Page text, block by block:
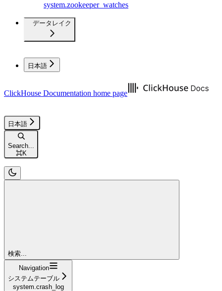
system.zookeeper_watches
データレイク
日本語
ClickHouse Documentation home page
日本語
Search...
⌘K
検索...
Navigation
システムテーブル
system.crash_log